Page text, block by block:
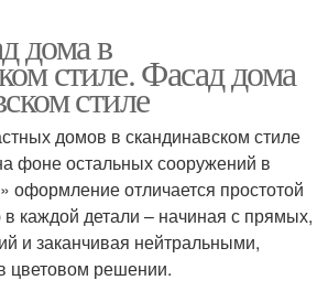
дома в
стиле. Фасад дома
стиле
домов в скандинавском стиле
фоне остальных сооружений в
оформление отличается простотой
в каждой детали – начиная с прямых,
и заканчивая нейтральными,
цветовом решении.